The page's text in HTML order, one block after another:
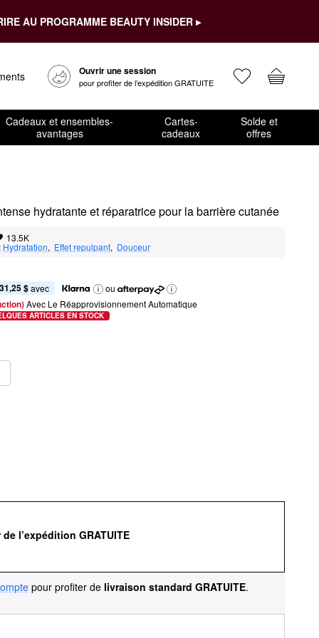
AU PROGRAMME BEAUTY INSIDER ▸
Ouvrir une session
pour profiter de l’expédition GRATUITE
Cadeaux et ensembles-
avantages
Cartes-
cadeaux
Solde et
offres
hydratante et réparatrice pour la barrière cutanée
13.5K
Hydratation, Effet repulpant, Douceur
$ avec
ou
Avec Le Réapprovisionnement Automatique
ARTICLES EN STOCK
l’expédition GRATUITE
pour profiter de livraison standard GRATUITE.